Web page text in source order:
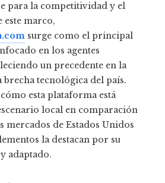
para la competitividad y el
este marco,
surge como el principal
en los agentes
un precedente en la
tecnológica del país.
esta plataforma está
local en comparación
mercados de Estados Unidos
la destacan por su
adaptado.